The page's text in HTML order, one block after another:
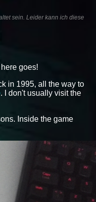
sein. Leider kann ich diese
goes!
in 1995, all the way to
. I don't usually visit the
Inside the game